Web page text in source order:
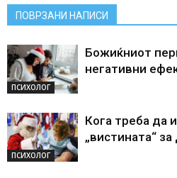
ПОВРЗАНИ НАПИСИ
ПСИХОЛОГ
Божиќниот
негативни
ПСИХОЛОГ
Кога треба да
„вистината“